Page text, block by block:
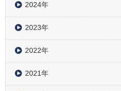
2024年
2023年
2022年
2021年